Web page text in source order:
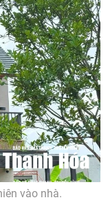
vào nhà.